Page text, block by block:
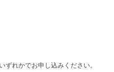
れかでお申し込みください。